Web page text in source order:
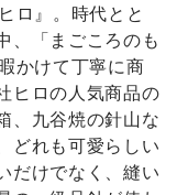
ロ』。時代とと
、「まごころのも
かけて丁寧に商
ヒロの人気商品の
、九谷焼の針山な
どれも可愛らしい
だけでなく、縫い